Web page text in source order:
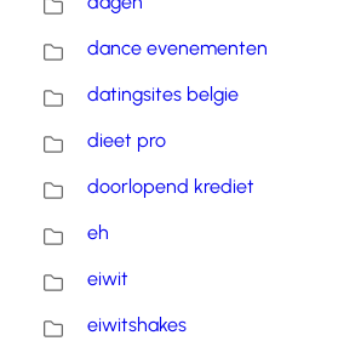
dance evenementen
datingsites belgie
dieet pro
doorlopend krediet
eh
eiwit
eiwitshakes